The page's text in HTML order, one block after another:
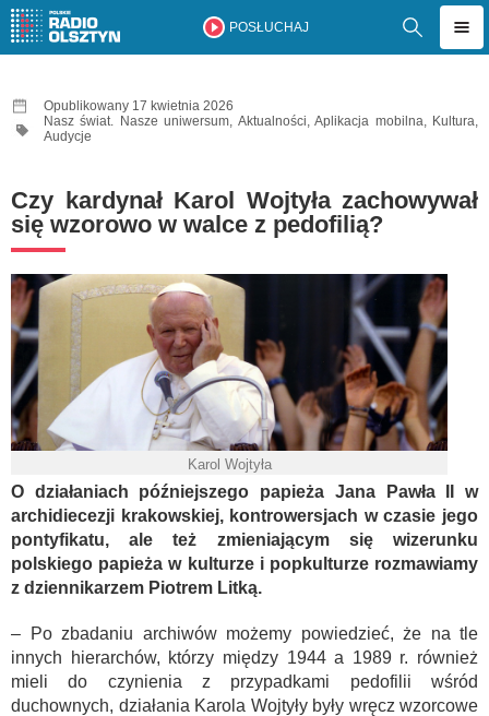
POSŁUCHAJ
Opublikowany 17 kwietnia 2026
Nasz świat. Nasze uniwersum, Aktualności,Aplikacja mobilna, Kultura,
Audycje
Czy kardynał Karol Wojtyła zachowywał
się wzorowo w walce z pedofilią?
Karol Wojtyła
O działaniach późniejszego papieża Jana Pawła II w
archidiecezji krakowskiej, kontrowersjach w czasie jego
pontyfikatu, ale też zmieniającym się wizerunku
polskiego papieża w kulturze i popkulturze rozmawiamy
z dziennikarzem Piotrem Litką.
– Po zbadaniu archiwów możemy powiedzieć, że na tle
innych hierarchów, którzy między 1944 a 1989 r. również
mieli do czynienia z przypadkami pedofilii wśród
duchownych, działania Karola Wojtyły były wręcz wzorcowe